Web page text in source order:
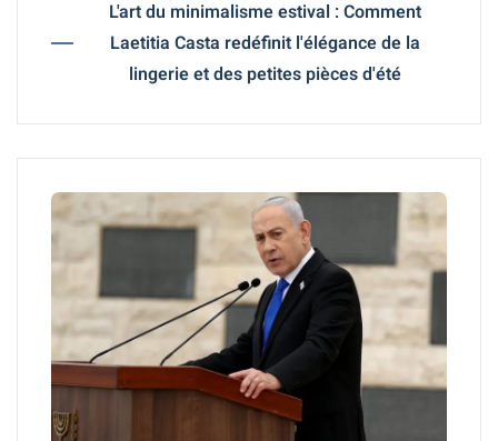
L'art du minimalisme estival : Comment
Laetitia Casta redéfinit l'élégance de la
lingerie et des petites pièces d'été